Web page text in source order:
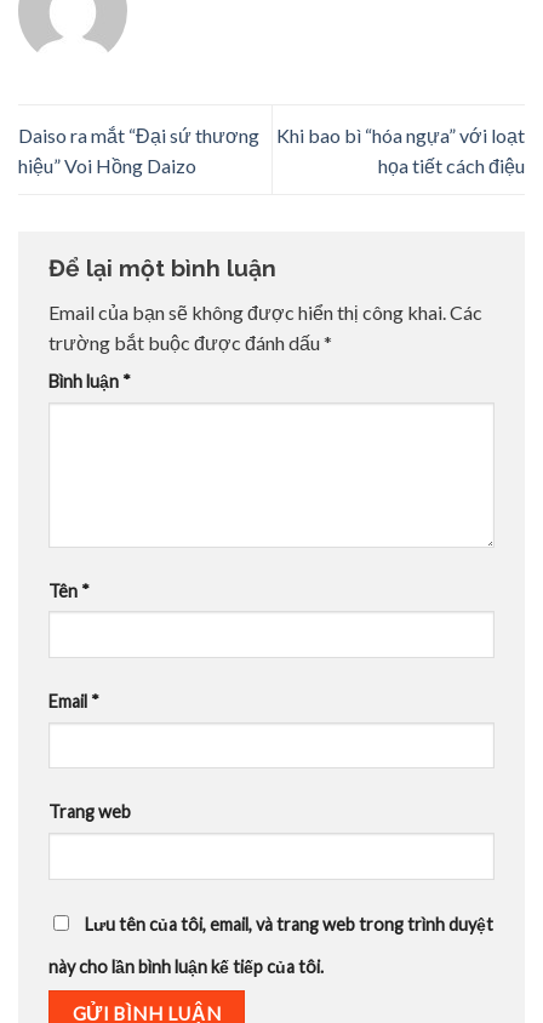
Daiso ra mắt “Đại sứ thương
hiệu” Voi Hồng Daizo
Khi bao bì “hóa ngựa” với loạt
họa tiết cách điệu
Để lại một bình luận
Email của bạn sẽ không được hiển thị công khai.Các
trường bắt buộc được đánh dấu*
Bình luận *
Tên *
Email *
Trang web
Lưu tên của tôi, email, và trang web trong trình duyệt
này cho lần bình luận kế tiếp của tôi.